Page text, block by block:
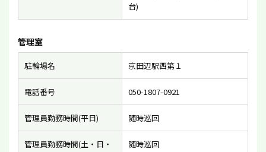
台)
管理室
駐輪場名 京田辺駅西第１
電話番号 050-1807-0921
管理員勤務時間(平日) 随時巡回
管理員勤務時間(土・日・
随時巡回